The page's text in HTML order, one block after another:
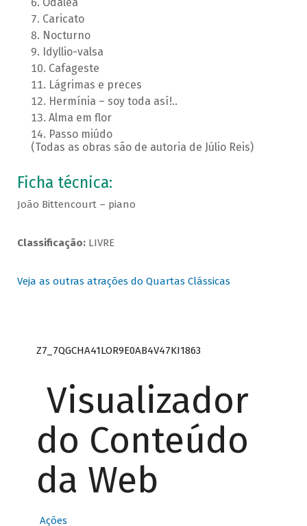
Odaléa
Caricato
Nocturno
Idyllio-valsa
Cafageste
Lágrimas e preces
Hermínia – soy toda así!..
Alma em flor
Passo miúdo
(Todas as obras são de autoria de Júlio Reis)
Ficha técnica:
João Bittencourt – piano
Classificação:LIVRE
Veja as outras atrações do Quartas Clássicas
Z7_7QGCHA41LOR9E0AB4V47KI1863
Visualizador
do Conteúdo
da Web
Ações